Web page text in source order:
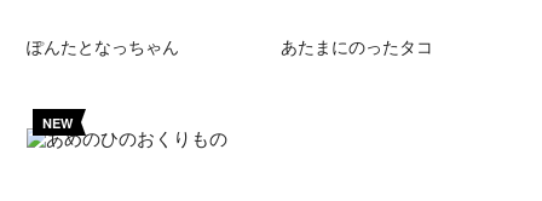
ぽんたとなっちゃん あたまにのったタコ
NEW